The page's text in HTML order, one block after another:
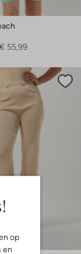
op
en
€ 55,99